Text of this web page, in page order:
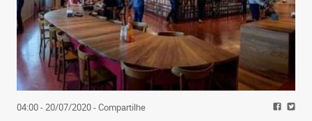
04:00 - 20/07/2020- Compartilhe